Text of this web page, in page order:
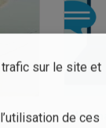
sur le site et
de ces